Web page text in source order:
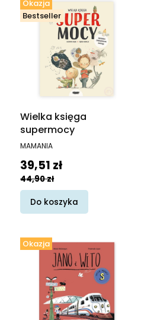
Okazja
Bestseller
Wielka księga
supermocy
PRODUCENT
MAMANIA
Cena promocyjna
39,51 zł
44,90 zł
Do koszyka
Okazja